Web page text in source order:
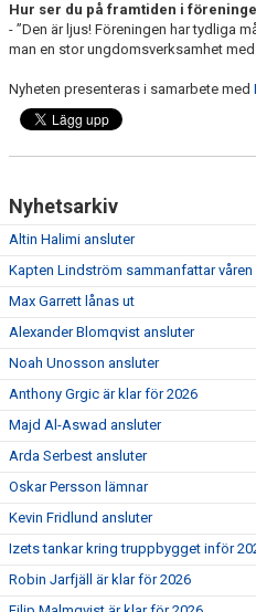
Hur ser du på framtiden i
- ”Den är ljus! Föreningen har tydliga
man en stor ungdomsverksamhet
Nyheten presenteras i samarbete med
Nyhetsarkiv
Altin Halimi ansluter
Kapten Lindström sammanfattar våren
Max Garrett lånas ut
Alexander Blomqvist ansluter
Noah Unosson ansluter
Anthony Grgic är klar för 2026
Majd Al-Aswad ansluter
Arda Serbest ansluter
Oskar Persson lämnar
Kevin Fridlund ansluter
Izets tankar kring truppbygget inför
Robin Jarfjäll är klar för 2026